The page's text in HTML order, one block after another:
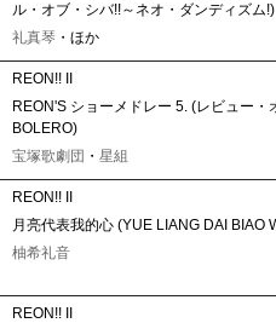
ル・オブ・シバ!!～ネオ・ダンディズム!)
礼真琴 ・ほか
REON!! II
REON'S ショーメドレー 5. (レビュー・
BOLERO)
宝塚歌劇団 ・ 星組
REON!! II
月亮代表我的心 (YUE LIANG DAI BIAO
柚希礼音
REON!! II